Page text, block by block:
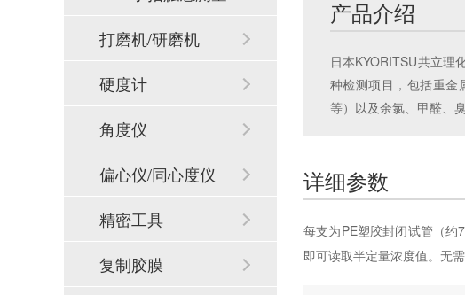
产品介绍
日本KYORITSU共立理
种检测项目，包括重金
等）以及余氯、甲醛、臭
详细参数
每支为PE塑胶封闭试管（
即可读取半定量浓度值。无
系统
打磨机/研磨机
硬度计
角度仪
偏心仪/同心度仪
精密工具
复制胶膜